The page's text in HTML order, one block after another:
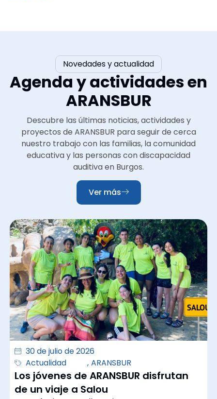
Novedades y actualidad
Agenda y actividades en
ARANSBUR
Descubre las últimas noticias, actividades y
proyectos de ARANSBUR para seguir de cerca
nuestro trabajo con las familias, la comunidad
educativa y las personas con discapacidad
auditiva en Burgos.
Ver más
30 de julio de 2026
Actualidad
, ARANSBUR
Los jóvenes de ARANSBUR disfrutan
de un viaje a Salou